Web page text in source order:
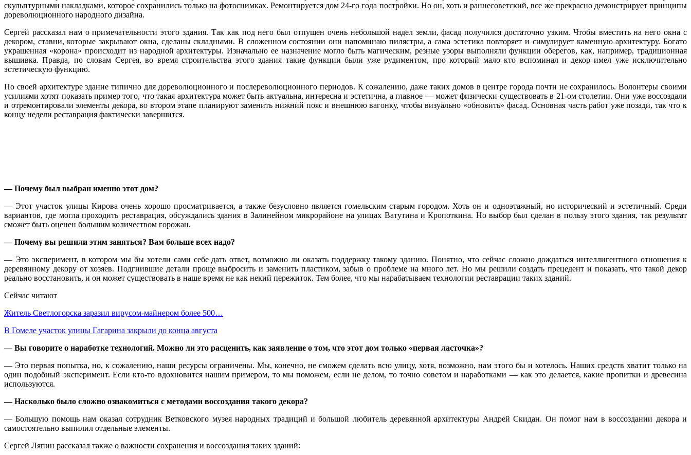
скульптурными накладками, которое сохранились только на фотоснимках. Ремонтируется дом 24-го года постройки. Но он, хоть и раннесоветский, все же прекрасно демонстрирует принципы
дореволюционного народного дизайна.
Сергей рассказал нам о примечательности этого здания. Так как под него был отпущен очень небольшой надел земли, фасад получился достаточно узким. Чтобы вместить на него окна с
декором, ставни, которые закрывают окна, сделаны складными. В сложенном состоянии они напоминаю пилястры, а сама эстетика повторяет и симулирует каменную архитектуру. Богато
украшенная «корона» происходит из народной архитектуры. Изначально ее назначение могло быть магическим, резные узоры выполняли функции оберегов, как, например, традиционная
вышивка. Правда, по словам Сергея, во время строительства этого здания такие функции были уже рудиментом, про который мало кто вспоминал и декор имел уже исключительно
эстетическую функцию.
По своей архитектуре здание типично для дореволюционного и послереволюционного периодов. К сожалению, даже таких домов в центре города почти не сохранилось. Волонтеры своими
усилиями хотят показать пример того, что такая архитектура может быть актуальна, интересна и эстетична, а главное — может физически существовать в 21-ом столетии. Они уже воссоздали
и отремонтировали элементы декора, во втором этапе планируют заменить нижний пояс и внешнюю вагонку, чтобы визуально «обновить» фасад. Основная часть работ уже позади, так что к
концу недели реставрация фактически завершится.
— Почему был выбран именно этот дом?
— Этот участок улицы Кирова очень хорошо просматривается, а также безусловно является гомельским старым городом. Хоть он и одноэтажный, но исторический и эстетичный. Среди
вариантов, где могла проходить реставрация, обсуждались здания в Залинейном микрорайоне на улицах Ватутина и Кропоткина. Но выбор был сделан в пользу этого здания, так результат
сможет быть оценен большим количеством горожан.
— Почему вы решили этим заняться? Вам больше всех надо?
— Это эксперимент, в котором мы бы хотели сами себе дать ответ, возможно ли оказать поддержку такому зданию. Понятно, что сейчас сложно дождаться интеллигентного отношения к
деревянному декору от хозяев. Подгнившие детали проще выбросить и заменить пластиком, забыв о проблеме на много лет. Но мы решили создать прецедент и показать, что такой декор
реально восстановить, и он может существовать в наше время не как некий пережиток. Тем более, что мы нарабатываем технологии реставрации таких зданий.
Сейчас читают
Житель Светлогорска заразил вирусом-майнером более 500…
В Гомеле участок улицы Гагарина закрыли до конца августа
— Вы говорите о наработке технологий. Можно ли это расценить, как заявление о том, что этот дом только «первая ласточка»?
— Это первая попытка, но, к сожалению, наши ресурсы ограничены. Мы, конечно, не сможем сделать всю улицу, хотя, возможно, нам этого бы и хотелось. Наших средств хватит только на
один подобный эксперимент. Если кто-то вдохновится нашим примером, то мы поможем, если не делом, то точно советом и наработками — как это делается, какие пропитки и древесина
используются.
— Насколько было сложно ознакомиться с методами воссоздания такого декора?
— Большую помощь нам оказал сотрудник Ветковского музея народных традиций и большой любитель деревянной архитектуры Андрей Скидан. Он помог нам в воссоздании декора и
самостоятельно выпилил отдельные элементы.
Сергей Ляпин рассказал также о важности сохранения и воссоздания таких зданий: